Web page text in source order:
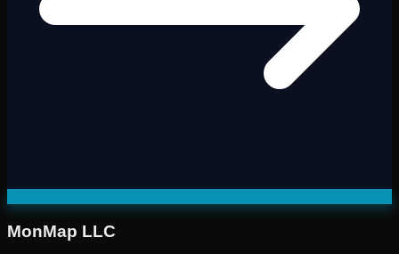
MonMap LLC